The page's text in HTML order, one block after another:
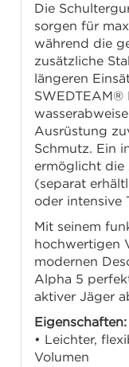
Die
sorgen für
während die
zusätzliche
längeren
SWEDTEAM®
Ausrüstung
Schmutz. Ein
ermöglicht die
(separat
oder intensive
Mit seinem
hochwertigen
modernen
Alpha 5
aktiver Jäger
Eigenschaften:
• Leichter,
Volumen